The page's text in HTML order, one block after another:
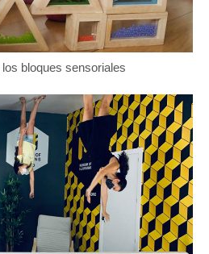
bloques sensoriales